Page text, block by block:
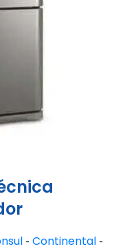
- Continental -